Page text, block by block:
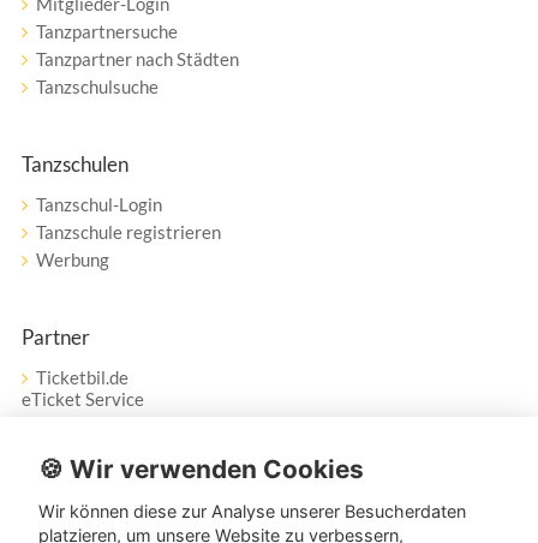
Tanzpartnersuche
Tanzpartner nach Städten
Tanzschulsuche
Tanzschulen
Tanzschul-Login
Tanzschule registrieren
Werbung
Partner
Ticketbil.de
eTicket Service
Vertrag widerrufen
Service
🍪 Wir verwenden Cookies
Wir können diese zur Analyse unserer Besucherdaten
platzieren, um unsere Website zu verbessern,